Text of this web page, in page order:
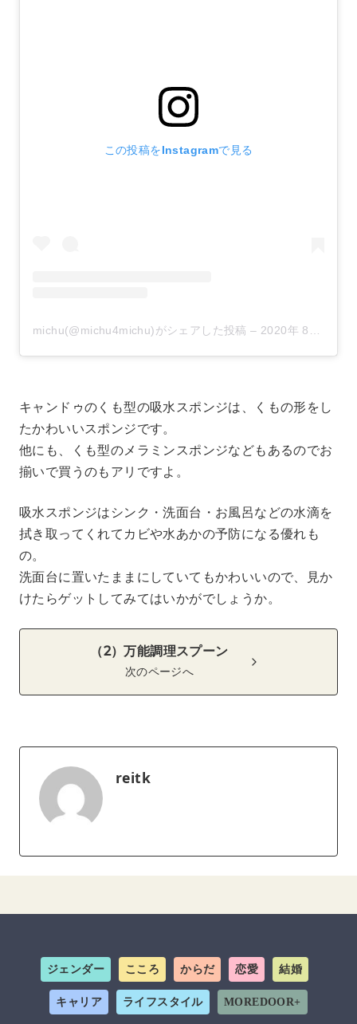
この投稿をInstagramで見る
michu(@michu4michu)がシェアした投稿 – 2020年 8月月20日午前1時48分PDT
キャンドゥのくも型の吸水スポンジは、くもの形をし
たかわいいスポンジです。
他にも、くも型のメラミンスポンジなどもあるのでお
揃いで買うのもアリですよ。
吸水スポンジはシンク・洗面台・お風呂などの水滴を
拭き取ってくれてカビや水あかの予防になる優れも
の。
洗面台に置いたままにしていてもかわいいので、見か
けたらゲットしてみてはいかがでしょうか。
（2）万能調理スプーン
次のページへ
reitk
ジェンダー こころ からだ 恋愛 結婚
キャリア ライフスタイル MOREDOOR+